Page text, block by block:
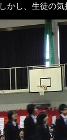
しかし、生徒の気